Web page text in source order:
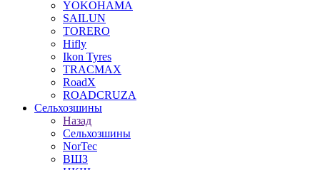
YOKOHAMA
SAILUN
TORERO
Hifly
Ikon Tyres
TRACMAX
RoadX
ROADCRUZA
Сельхозшины
Назад
Сельхозшины
NorTec
ВШЗ